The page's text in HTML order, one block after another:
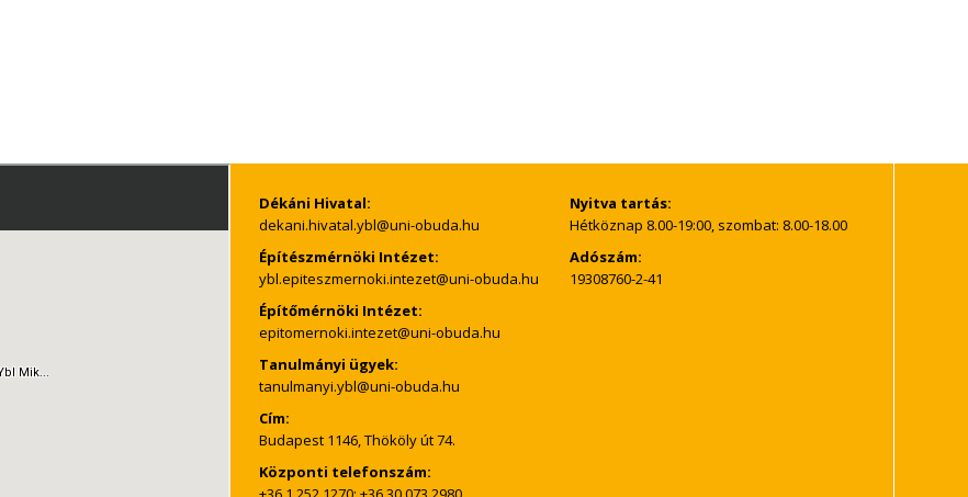
Dékáni Hivatal:
Építészmérnöki Intézet:
Építőmérnöki Intézet:
Tanulmányi ügyek:
Cím:
Budapest 1146, Thököly út 74.
Központi telefonszám:
Nyitva tartás:
Hétköznap 8.00-19:00, szombat: 8.00-18.00
Adószám:
19308760-2-41